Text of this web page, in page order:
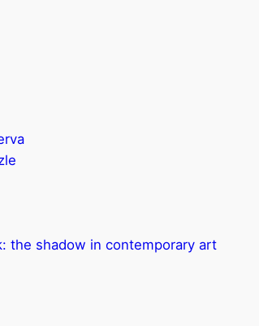
the shadow in contemporary art